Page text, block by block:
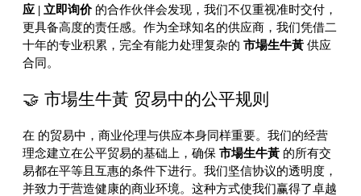
应 | 立即询价 的合作伙伴会发现，我们不仅重视准时交付，
更具备高度的责任感。作为全球知名的供应商，我们凭借二
十年的专业积累，完全有能力处理复杂的 市場生牛黃 供应
合同。
🤝 市場生牛黃 贸易中的公平规则
在 的贸易中，商业伦理与供应本身同样重要。我们的经营
理念建立在公平贸易的基础上，确保 市場生牛黃 的所有交
易都在平等且互惠的条件下进行。我们坚信协议的透明度，
并致力于营造健康的商业环境。这种方式使我们赢得了卓越